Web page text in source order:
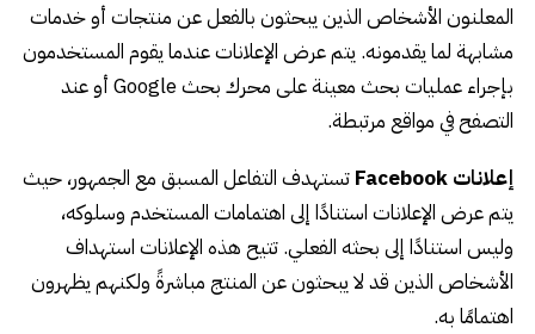
المعلنون الأشخاص الذين يبحثون بالفعل عن منتجات أو خدمات
مشابهة لما يقدمونه. يتم عرض الإعلانات عندما يقوم المستخدمون
بإجراء عمليات بحث معينة على محرك بحث Google أو عند
التصفح في مواقع مرتبطة.
إعلانات Facebook
تستهدف التفاعل المسبق مع الجمهور، حيث
يتم عرض الإعلانات استنادًا إلى اهتمامات المستخدم وسلوكه،
وليس استنادًا إلى بحثه الفعلي. تتيح هذه الإعلانات استهداف
الأشخاص الذين قد لا يبحثون عن المنتج مباشرةً ولكنهم يظهرون
اهتمامًا به.